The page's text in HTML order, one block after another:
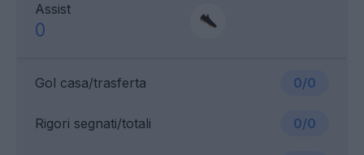
Assist
0
Gol casa/trasferta 0/0
Rigori segnati/totali 0/0